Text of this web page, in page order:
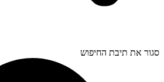
סגור את תיבת החיפוש